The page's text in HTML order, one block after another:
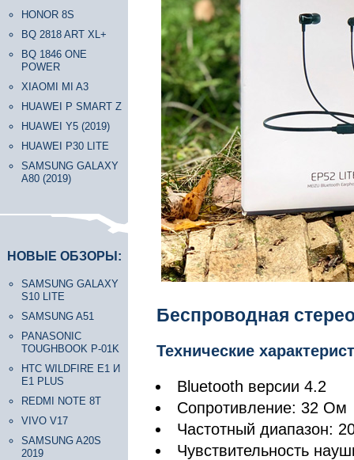
HONOR 8S
BQ 2818 ART XL+
BQ 1846 ONE
POWER
XIAOMI MI A3
HUAWEI P SMART Z
HUAWEI Y5 (2019)
HUAWEI P30 LITE
SAMSUNG GALAXY
A80 (2019)
НОВЫЕ ОБЗОРЫ:
SAMSUNG GALAXY
S10 LITE
SAMSUNG A51
PANASONIC
TOUGHBOOK P-01K
HTC WILDFIRE E1 И
E1 PLUS
REDMI NOTE 8T
VIVO V17
SAMSUNG A20S
2019
Беспроводная
Технические
Bluetooth версии 4.2
Сопротивление: 32 Ом
Частотный диапазон:
Чувствительность